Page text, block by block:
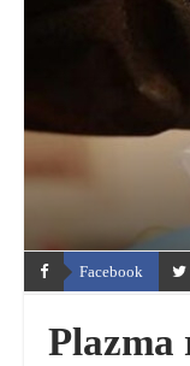
Facebook
Plazma